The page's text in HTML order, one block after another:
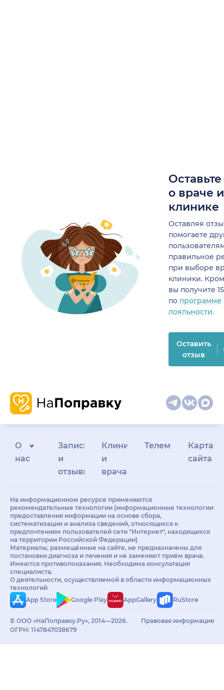
о враче
клинике
Оставляя
помогаете
правильное
при выборе
клиники.
вы получите
по программе
лояльности.
Оставить
отзыв
О
нас
Запись
и
отзывы
Клиникам
и
врачам
Телемедицина
Карта
сайта
На информационном ресурсе применяются
рекомендательные технологии (информационные технологии
предоставления информации на основе сбора,
систематизации и анализа сведений, относящихся к
предпочтениям пользователей сети "Интернет", находящихся
на территории Российской Федерации)
Материалы, размещённые на сайте, не предназначены для
постановки диагноза и лечения и не заменяют приём врача.
Имеются противопоказания. Необходима консультация
специалиста.
О деятельности, осуществляемой в области информационных
технологий
App Store
Google Play AppGallery RuStore
© ООО «НаПоправку.Ру», 2014—2026.
ОГРН: 1147847038679
Правовая информация